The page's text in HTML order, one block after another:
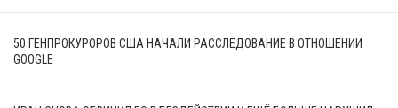
50 ГЕНПРОКУРОРОВ США НАЧАЛИ РАССЛЕДОВАНИЕ В ОТНОШЕНИИ
GOOGLE